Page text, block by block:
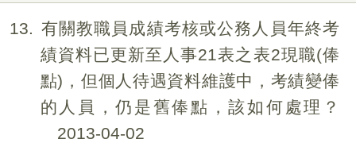
13
有關教職員成績考核或公務人員年終考
績資料已更新至人事21表之表2現職(俸
點)，但個人待遇資料維護中，考績變俸
的人員，仍是舊俸點，該如何處理？
2013-04-02